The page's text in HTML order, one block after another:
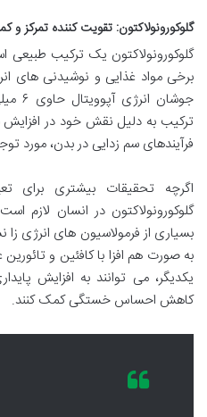
گلوکورونولاکتون: تقویت کننده تمرکز
گلوکورونولاکتون یک ترکیب
برخی مواد غذایی و نوشیدنی های
ترکیب به دلیل نقش خود در افزایش
فرآیندهای سم زدایی در بدن، مورد
اگرچه تحقیقات بیشتری برای
گلوکورونولاکتون در انسان لازم
بسیاری از فرمولاسیون های انرژی
به صورت هم افزا با کافئین و
یکدیگر، می توانند به افزایش
کاهش احساس خستگی کمک کنند.